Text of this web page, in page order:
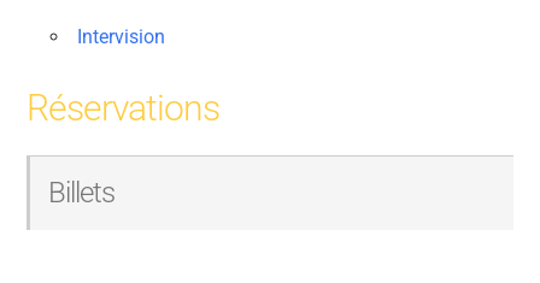
Intervision
Réservations
Billets